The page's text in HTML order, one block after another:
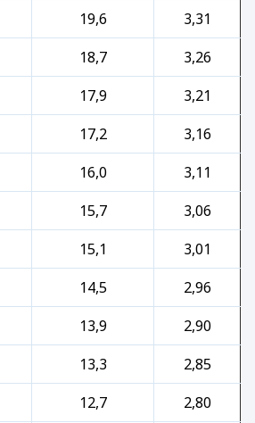
19,6
3,31
18,7
3,26
17,9
3,21
17,2
3,16
16,0
3,11
15,7
3,06
15,1
3,01
14,5
2,96
13,9
2,90
13,3
2,85
12,7
2,80